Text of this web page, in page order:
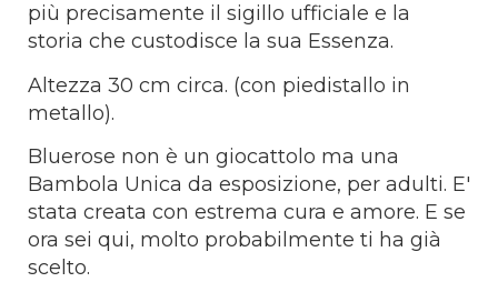
più precisamente il sigillo ufficiale e la
storia che custodisce la sua Essenza.​
Altezza 30 cm circa. (con piedistallo in
metallo).
Bluerose non è un giocattolo ma una
Bambola Unica da esposizione, per adulti. E'
stata creata con estrema cura e amore. E se
ora sei qui, molto probabilmente ti ha già
scelto.